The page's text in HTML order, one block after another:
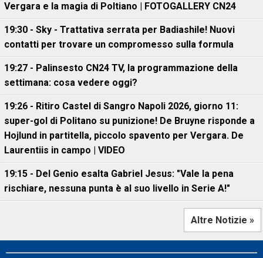
Vergara e la magia di Poltiano | FOTOGALLERY CN24
19:30 - Sky - Trattativa serrata per Badiashile! Nuovi
contatti per trovare un compromesso sulla formula
19:27 - Palinsesto CN24 TV, la programmazione della
settimana: cosa vedere oggi?
19:26 - Ritiro Castel di Sangro Napoli 2026, giorno 11:
super-gol di Politano su punizione! De Bruyne risponde a
Hojlund in partitella, piccolo spavento per Vergara. De
Laurentiis in campo | VIDEO
19:15 - Del Genio esalta Gabriel Jesus: "Vale la pena
rischiare, nessuna punta è al suo livello in Serie A!"
Altre Notizie »